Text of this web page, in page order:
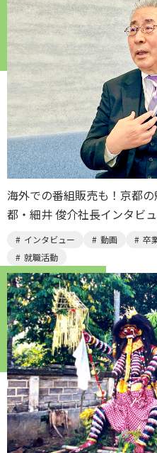
海外での番組販売も！京都
都・細井 俊介社長インタビ
インタビュー 動画 卒
就職活動